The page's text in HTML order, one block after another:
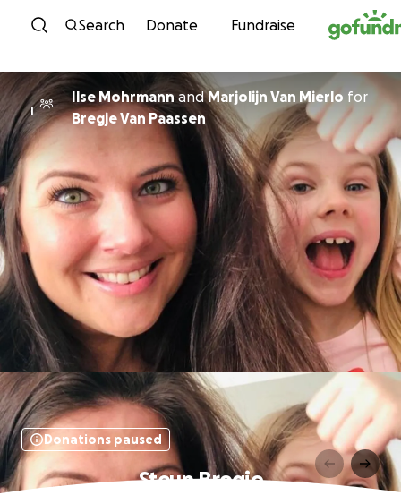
Skip to content
Search Donate Fundraise
I
Ilse MohrmannandMarjolijn Van Mierlo for
Bregje Van Paassen
Donations paused
Steun Bregje